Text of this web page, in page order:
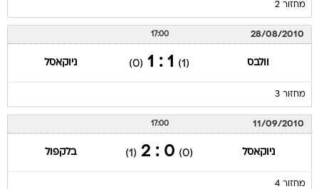
מחזור 2
28/08/2010
17:00
וולבס (1)
1 : 1
(0) ניוקאסל
מחזור 3
11/09/2010
17:00
ניוקאסל (0)
0 : 2
(1) בלקפול
מחזור 4